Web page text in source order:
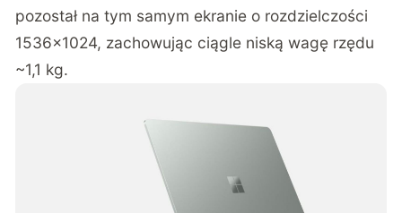
pozostał na tym samym ekranie o rozdzielczości
1536×1024, zachowując ciągle niską wagę rzędu
~1,1 kg.